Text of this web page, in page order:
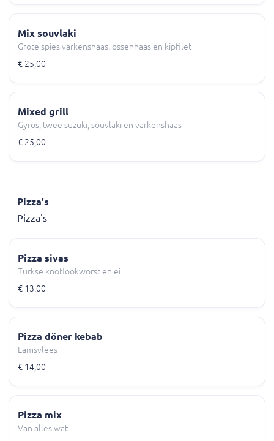
Mix souvlaki
Grote spies varkenshaas, ossenhaas en kipfilet
€ 25,00
Mixed grill
Gyros, twee suzuki, souvlaki en varkenshaas
€ 25,00
Pizza's
Pizza's
Pizza sivas
Turkse knoflookworst en ei
€ 13,00
Pizza döner kebab
Lamsvlees
€ 14,00
Pizza mix
Van alles wat